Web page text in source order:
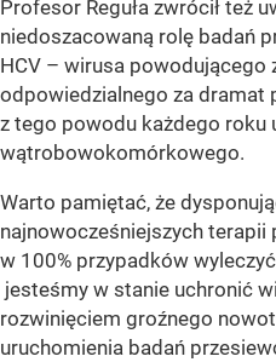
Profesor Reguła zwrócił też
niedoszacowaną rolę badań
HCV – wirusa powodującego
odpowiedzialnego za dramat
z tego powodu każdego roku
wątrobowokomórkowego.
Warto pamiętać, że
najnowocześniejszych terapii
w 100% przypadków
jesteśmy w stanie uchronić
rozwinięciem groźnego
uruchomienia badań